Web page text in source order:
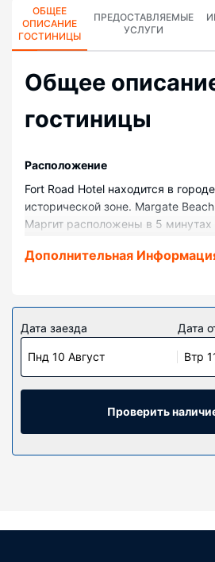
ОБЩЕЕ
ОПИСАНИЕ
ГОСТИНИЦЫ
ПРЕДОСТАВЛЯЕМЫЕ
УСЛУГИ
Общее
гостиницы
Pасположение
Fort Road Hotel находится в
исторической зоне. Margate
Маргит расположены в 5
находится в 22,4 км,
Почувствуйте себя как дома в
индивидуальным
беспроводной доступ к интернету
оставаться на связи. В ванных
бесплатные туалетные
Предоставляются следующие
(континентальный): по будним
Дополнительная
Дата заезда
Пнд 10 Август
Дата
Втр
Проверить